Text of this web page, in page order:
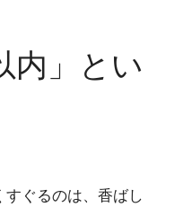
内」とい
ぐるのは、香ばし